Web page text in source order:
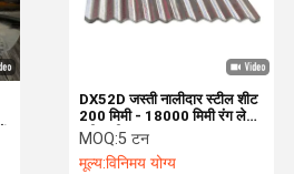
DX52D जस्ती नालीदार स्टील शीट
200 मिमी - 18000 मिमी रंग लेपित
स्टील शीट
MOQ:5 टन
मूल्य:विनिमय योग्य